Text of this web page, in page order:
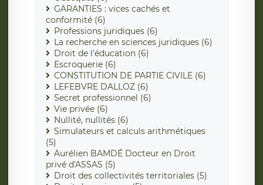
GARANTIES : vices cachés et
conformité (6)
Professions juridiques (6)
La recherche en sciences juridiques (6)
Droit de l'éducation (6)
Escroquerie (6)
CONSTITUTION DE PARTIE CIVILE (6)
LEFEBVRE DALLOZ (6)
Secret professionnel (6)
Vie privée (6)
Nullité, nullités (6)
Simulateurs et calculs arithmétiques
(5)
Aurélien BAMDÉ Docteur en Droit
privé d'ASSAS (5)
Droit des collectivités territoriales (5)